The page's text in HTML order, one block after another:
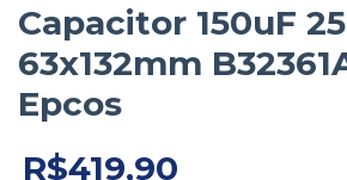
Capacitor 150uF
63x132mm
Epcos
R$419,90